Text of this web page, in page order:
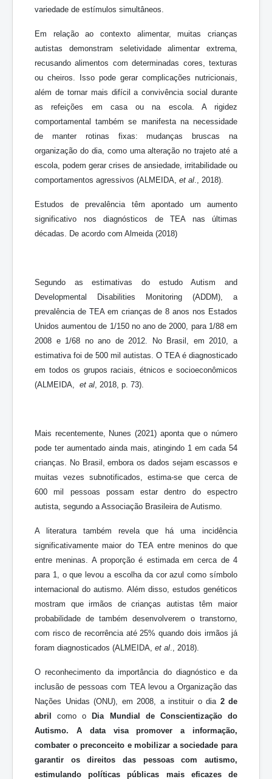
variedade de estímulos simultâneos.
Em relação ao contexto alimentar, muitas crianças
autistas demonstram seletividade alimentar extrema,
recusando alimentos com determinadas cores, texturas
ou cheiros. Isso pode gerar complicações nutricionais,
além de tornar mais difícil a convivência social durante
as refeições em casa ou na escola. A rigidez
comportamental também se manifesta na necessidade
de manter rotinas fixas: mudanças bruscas na
organização do dia, como uma alteração no trajeto até a
escola, podem gerar crises de ansiedade, irritabilidade ou
comportamentos agressivos (ALMEIDA, et al ., 2018).
Estudos de prevalência têm apontado um aumento
significativo nos diagnósticos de TEA nas últimas
décadas. De acordo com Almeida (2018)
Segundo as estimativas do estudo Autism and
Developmental Disabilities Monitoring (ADDM), a
prevalência de TEA em crianças de 8 anos nos Estados
Unidos aumentou de 1/150 no ano de 2000, para 1/88 em
2008 e 1/68 no ano de 2012. No Brasil, em 2010, a
estimativa foi de 500 mil autistas. O TEA é diagnosticado
em todos os grupos raciais, étnicos e socioeconômicos
(ALMEIDA, et al , 2018, p. 73).
Mais recentemente, Nunes (2021) aponta que o número
pode ter aumentado ainda mais, atingindo 1 em cada 54
crianças. No Brasil, embora os dados sejam escassos e
muitas vezes subnotificados, estima-se que cerca de
600 mil pessoas possam estar dentro do espectro
autista, segundo a Associação Brasileira de Autismo.
A literatura também revela que há uma incidência
significativamente maior do TEA entre meninos do que
entre meninas. A proporção é estimada em cerca de 4
para 1, o que levou a escolha da cor azul como símbolo
internacional do autismo. Além disso, estudos genéticos
mostram que irmãos de crianças autistas têm maior
probabilidade de também desenvolverem o transtorno,
com risco de recorrência até 25% quando dois irmãos já
foram diagnosticados (ALMEIDA, et al ., 2018).
O reconhecimento da importância do diagnóstico e da
inclusão de pessoas com TEA levou a Organização das
Nações Unidas (ONU), em 2008, a instituir o dia 2 de
abril como oDia Mundial de Conscientização do
Autismo. A data visa promover a informação,
combater o preconceito e mobilizar a sociedade para
garantir os direitos das pessoas com autismo,
estimulando políticas públicas mais eficazes de